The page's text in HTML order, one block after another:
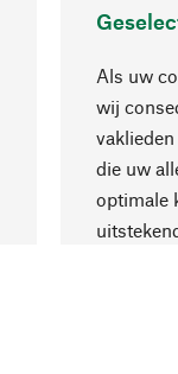
Als uw
wij
die uw
optimale